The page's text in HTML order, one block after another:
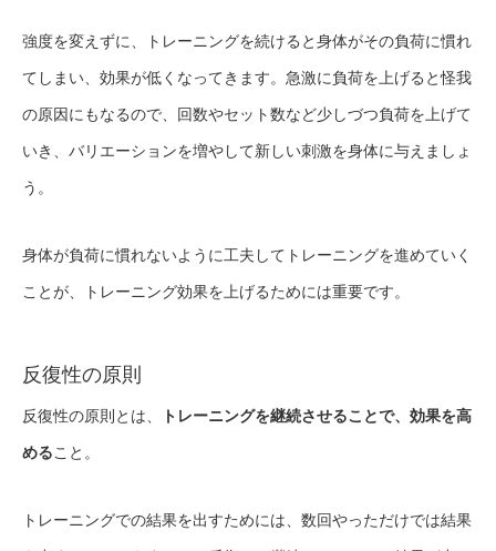
強度を変えずに、トレーニングを続けると身体がその負荷に慣れ
てしまい、効果が低くなってきます。急激に負荷を上げると怪我
の原因にもなるので、回数やセット数など少しづつ負荷を上げて
いき、バリエーションを増やして新しい刺激を身体に与えましょ
う。
身体が負荷に慣れないように工夫してトレーニングを進めていく
ことが、トレーニング効果を上げるためには重要です。
反復性の原則
反復性の原則とは、
トレーニングを継続させることで、効果を高
めること。
トレーニングでの結果を出すためには、数回やっただけでは結果